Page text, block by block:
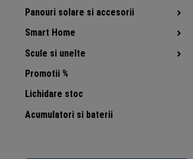
Panouri solare si accesorii
Smart Home
Scule si unelte
Promotii %
Lichidare stoc
Acumulatori si baterii